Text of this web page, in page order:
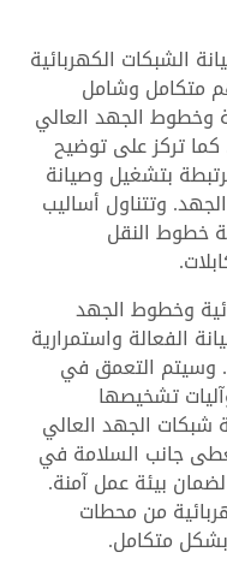
الشبكات الكهربائية
متكامل وشامل
وخطوط الجهد العالي
تركز على توضيح
بتشغيل وصيانة
وتتناول أساليب
خطوط النقل
وخطوط الجهد
الفعالة واستمرارية
وسيتم التعمق في
تشخيصها
شبكات الجهد العالي
جانب السلامة في
بيئة عمل آمنة.
من محطات
بشكل متكامل.